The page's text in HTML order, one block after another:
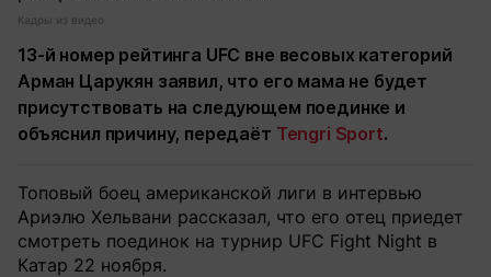
Кадры из видео
13-й номер рейтинга UFC вне весовых категорий
Арман Царукян заявил, что его мама не будет
присутствовать на следующем поединке и
объяснил причину, передаёт Tengri Sport.
Топовый боец американской лиги в интервью
Ариэлю Хельвани рассказал, что его отец приедет
смотреть поединок на турнир UFC Fight Night в
Катар 22 ноября.